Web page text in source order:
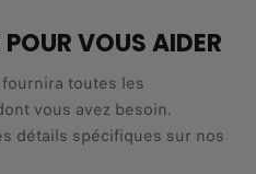
POUR VOUS AIDER
toutes les
vous avez besoin.
détails spécifiques sur nos